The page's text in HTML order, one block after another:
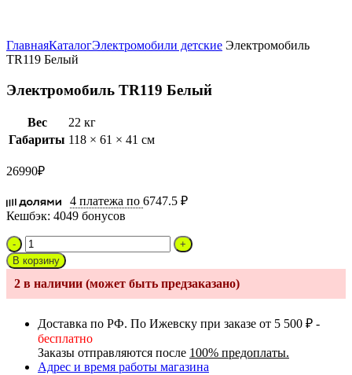
ГлавнаяКаталогЭлектромобили детские Электромобиль
TR119 Белый
Электромобиль TR119 Белый
Вес
22 кг
Габариты 118 × 61 × 41 см
26990₽
4 платежа по 6747.5 ₽
Кешбэк: 4049 бонусов
Количество
товара
Электромобиль
TR119
Белый
В корзину
2 в наличии (может быть предзаказано)
Доставка по РФ. По Ижевску при заказе от 5 500 ₽ -
бесплатно
Заказы отправляются после 100% предоплаты.
Адрес и время работы магазина